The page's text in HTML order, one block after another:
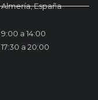
Almería, España
9:00 a 14:00
17:30 a 20:00